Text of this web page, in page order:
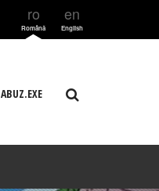
ro
Română
en
English
ABUZ.EXE